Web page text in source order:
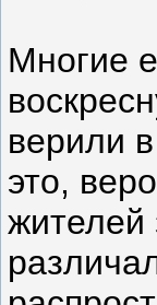
Многие
верили
это,
жителей